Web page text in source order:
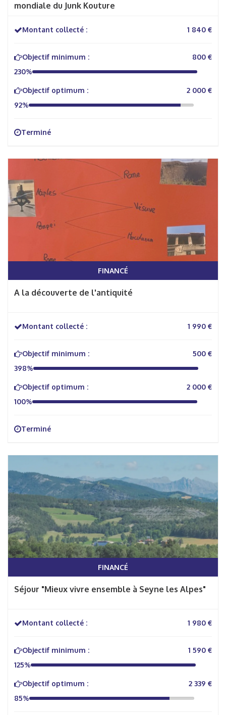
mondiale du Junk Kouture
Montant collecté : 1 840 €
Objectif minimum :
800 €
230%
Objectif optimum :
2 000 €
92%
Terminé
FINANCÉ
A la découverte de l'antiquité
Montant collecté : 1 990 €
Objectif minimum :
500 €
398%
Objectif optimum :
2 000 €
100%
Terminé
FINANCÉ
Séjour "Mieux vivre ensemble à Seyne les Alpes"
Montant collecté : 1 980 €
Objectif minimum :
1 590 €
125%
Objectif optimum :
2 339 €
85%